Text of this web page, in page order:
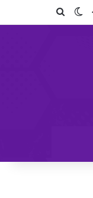
تيلقرامالوضع المظلم
بحث عن